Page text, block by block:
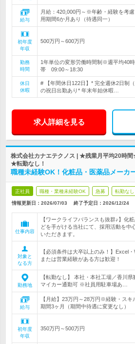
給与
月給：420,000円～※年齢・経験を考
用期間6か月あり（待遇同一）
初年度
年収
500万円～600万円
勤務
時間
1年単位の変形労働時間制※週平均40
帯 09:00～18:30
休日
休暇
# 【年間休日122日】* 完全週休2日制
の祝日出勤あり* 年末年始休暇…
求人詳細を見る
株式会社カナエテクノス | ★残業月平均20時
★転勤なし！
職種未経験OK！化粧品・医薬品メーカ
正社員 職種・業種未経験OK 急募 転勤なし
情報更新日：2026/07/03 終了予定日： 2026/12/24
仕事内容
【ワークライフバランスも抜群♪】化
どを手がける当社にて、採用活動を中
いただきます。
対象と
なる方
【必須条件は大卒以上のみ！】Excel
または営業経験がある方は歓迎！
勤務地
【転勤なし】 本社・本社工場／香川
マイカー通勤可 ※社員用駐車場あ…
給与
【月給】23万円～28万円※経験・ス
期間3ヶ月（期間中待遇に変更なし）
初年度
年収
350万円～500万円